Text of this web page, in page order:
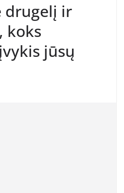
drugelį ir
koks
jūsų